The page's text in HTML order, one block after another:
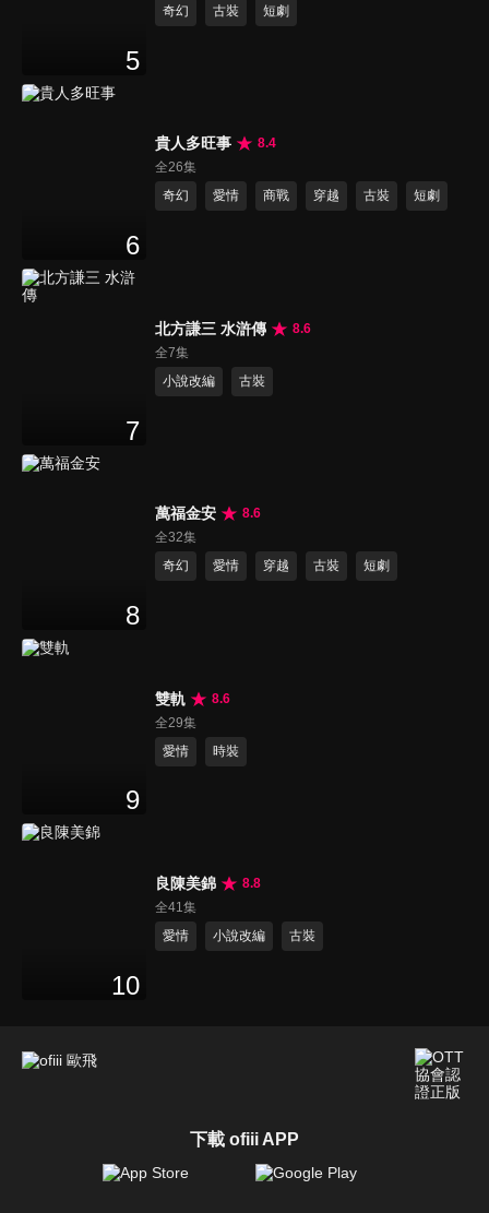
5
奇幻
古裝 短劇
6
貴人多旺事
8.4
全26集
奇幻
愛情 商戰 穿越 古裝 短劇
7
北方謙三 水滸傳
8.6
全7集
小說改編
古裝
8
萬福金安
8.6
全32集
奇幻
愛情 穿越 古裝 短劇
9
雙軌
8.6
全29集
愛情
時裝
10
良陳美錦
8.8
全41集
愛情
小說改編 古裝
下載 ofiii APP